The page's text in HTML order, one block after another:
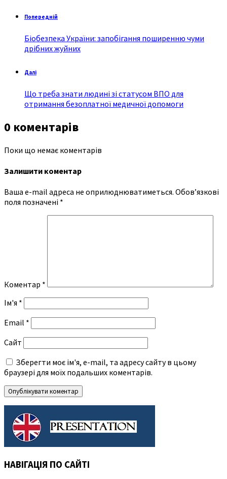
Попередній
Біобезпека України: запобігання поширенню чуми
дрібних жуйних
Далі
Що треба знати людині зі статусом ВПО для
отримання безоплатної медичної допомоги
0 коментарів
Поки що немає коментарів
Залишити коментар
Ваша e-mail адреса не оприлюднюватиметься. Обов’язкові
поля позначені *
Коментар *
Ім'я *
Email *
Сайт
Зберегти моє ім'я, e-mail, та адресу сайту в цьому
браузері для моїх подальших коментарів.
НАВІГАЦІЯ ПО САЙТІ